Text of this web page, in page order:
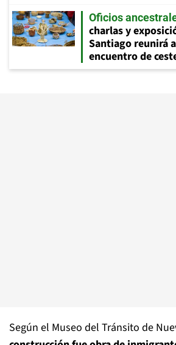
Oficios
charlas y
Santiago reunirá
encuentro de
Según el Museo del Tránsito de